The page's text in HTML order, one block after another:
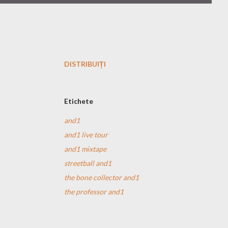
DISTRIBUIȚI
Etichete
and1
and1 live tour
and1 mixtape
streetball and1
the bone collector and1
the professor and1